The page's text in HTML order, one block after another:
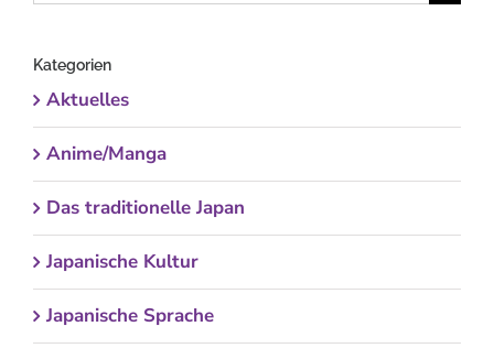
Kategorien
Aktuelles
Anime/Manga
Das traditionelle Japan
Japanische Kultur
Japanische Sprache